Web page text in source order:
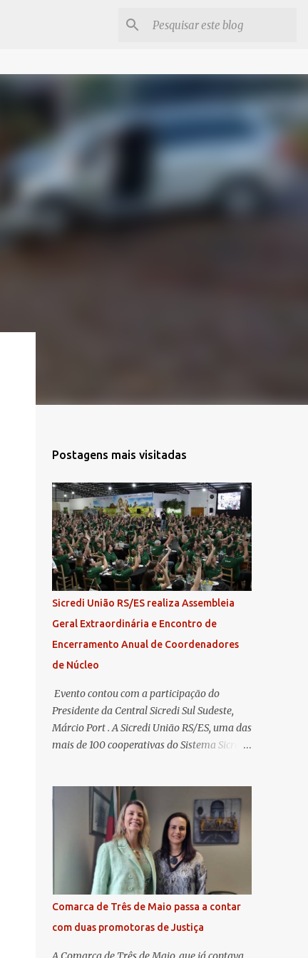
Postagens mais visitadas
Sicredi União RS/ES realiza Assembleia
Geral Extraordinária e Encontro de
Encerramento Anual de Coordenadores
de Núcleo
​ Evento contou com a participação do
Presidente da Central Sicredi Sul Sudeste,
Márcio Port . A Sicredi União RS/ES, uma das
mais de 100 cooperativas do Sistema Sicredi,
Encontro de Encerramento Anual de
Coordenadores de Núcleo, marcando o
fechamento de mais um ciclo de conquistas
e planejamento para o futuro. O evento
ocorreu presencialmente em Santa Rosa/RS
com transmissão simultânea para os
coordenadores capixabas, que estavam
reunidos em Cachoeiro de Itapemirim / ES.
Durante a Assembleia Geral Extraordinária,
foram debatidas e aprovadas pautas
Comarca de Três de Maio passa a contar
com duas promotoras de Justiça